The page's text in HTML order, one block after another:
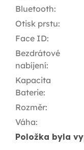
Bluetooth:
Otisk prstu:
Face ID:
Bezdrátové
nabíjení:
Kapacita
Baterie:
Rozměr:
Váha:
Položka byla